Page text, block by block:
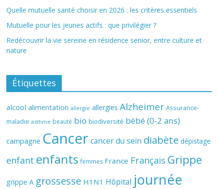
Quelle mutuelle santé choisir en 2026 : les critères essentiels
Mutuelle pour les jeunes actifs : que privilégier ?
Redécouvrir la vie sereine en résidence senior, entre culture et
nature
Étiquettes
alcool alimentation allergie allergies Alzheimer Assurance-
maladie asthme beauté bio biodiversité bébé (0-2 ans)
campagne Cancer cancer du sein diabète dépistage
enfant enfants femmes France Français Grippe
grippe A grossesse H1N1 Hôpital journée